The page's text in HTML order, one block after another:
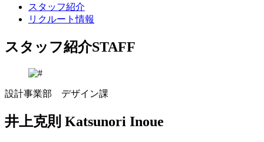
スタッフ紹介
リクルート情報
スタッフ紹介STAFF
設計事業部 デザイン課
井上克則 Katsunori Inoue